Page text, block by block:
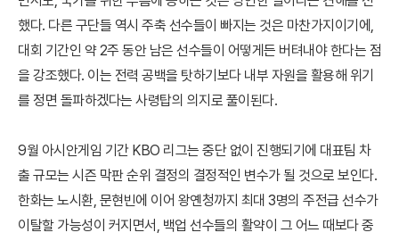
했다. 다른 구단들 역시 주축 선수들이 빠지는 것은 마찬가지이기에,
대회 기간인 약 2주 동안 남은 선수들이 어떻게든 버텨내야 한다는 점
을 강조했다. 이는 전력 공백을 탓하기보다 내부 자원을 활용해 위기
를 정면 돌파하겠다는 사령탑의 의지로 풀이된다.
9월 아시안게임 기간 KBO 리그는 중단 없이 진행되기에 대표팀 차
출 규모는 시즌 막판 순위 결정의 결정적인 변수가 될 것으로 보인다.
한화는 노시환, 문현빈에 이어 왕옌청까지 최대 3명의 주전급 선수가
이탈할 가능성이 커지면서, 백업 선수들의 활약이 그 어느 때보다 중